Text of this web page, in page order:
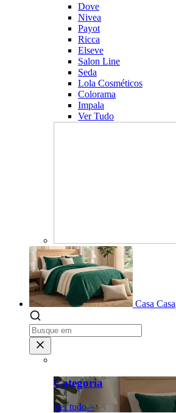
Dove
Nivea
Payot
Ricca
Elseve
Salon Line
Seda
Lola Cosméticos
Colorama
Impala
Ver Tudo
Casa Casa
Categoria
Ver tudo >